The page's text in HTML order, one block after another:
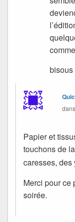
bisous
Papier et
touchons de
caresses, des
Merci pour ce
soirée.